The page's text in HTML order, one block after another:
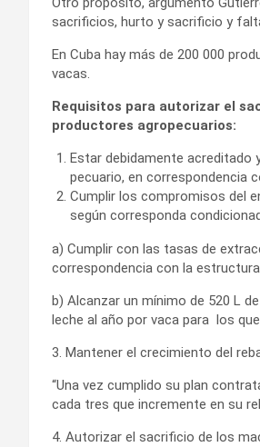
sacrificios, hurto y sacrificio y
En Cuba hay más de 200 000
vacas.
Requisitos para autorizar el
productores agropecuarios:
Estar debidamente acreditado
pecuario, en correspondencia
Cumplir los compromisos del
según corresponda
a) Cumplir con las tasas de
correspondencia con la
b) Alcanzar un mínimo de 520 L
leche al año por vaca para los
3. Mantener el crecimiento del
“Una vez cumplido su plan
cada tres que incremente en su
4. Autorizar el sacrificio de los